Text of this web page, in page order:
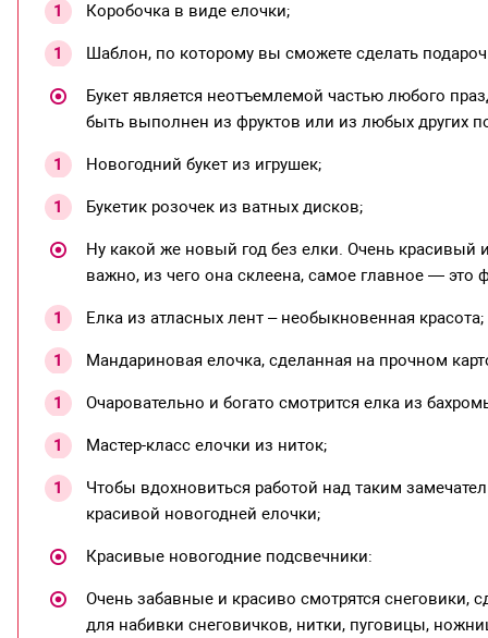
Коробочка в виде елочки;
Шаблон, по которому вы сможете сделать
Букет является неотъемлемой частью любого
быть выполнен из фруктов или из любых других
Новогодний букет из игрушек;
Букетик розочек из ватных дисков;
Ну какой же новый год без елки. Очень красивый
важно, из чего она склеена, самое главное — это
Елка из атласных лент – необыкновенная красота;
Мандариновая елочка, сделанная на прочном
Очаровательно и богато смотрится елка из
Мастер-класс елочки из ниток;
Чтобы вдохновиться работой над таким
красивой новогодней елочки;
Красивые новогодние подсвечники:
Очень забавные и красиво смотрятся
для набивки снеговичков, нитки, пуговицы,